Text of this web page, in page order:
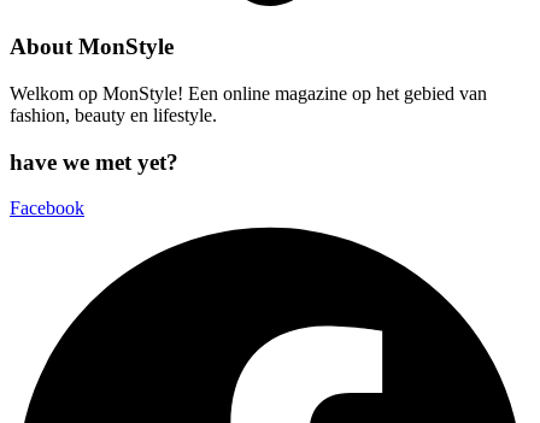
About MonStyle
Welkom op MonStyle! Een online magazine op het gebied van
fashion, beauty en lifestyle.
have we met yet?
Facebook